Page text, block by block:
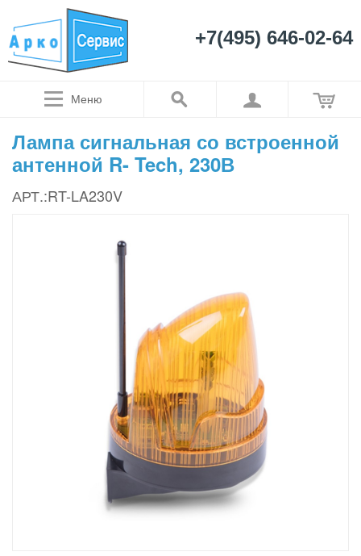
+7(495) 646-02-64
Меню
Лампа сигнальная со встроенной
антенной R- Tech, 230В
АРТ.:RT-LA230V